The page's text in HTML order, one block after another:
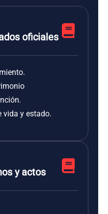
oficiales
vida y estado.
y actos